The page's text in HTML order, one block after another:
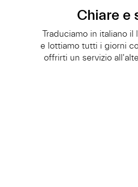
Chiare e
Traduciamo in italiano
e lottiamo tutti i giorni
offrirti un servizio